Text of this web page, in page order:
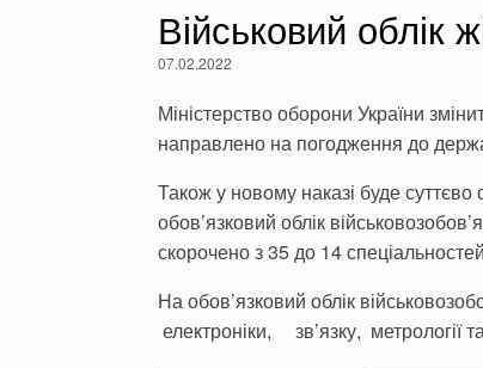
Військовий облік
07.02.2022
Міністерство оборони України
направлено на погодження до
Також у новому наказі буде
обов’язковий облік
скорочено з 35 до 14
На обов’язковий облік
електроніки, зв’язку, метрології